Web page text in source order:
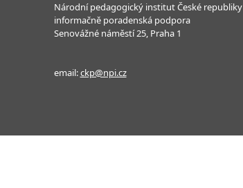
Národní pedagogický institut České republiky
informačně poradenská podpora
Senovážné náměstí 25, Praha 1
email:ckp@npi.cz